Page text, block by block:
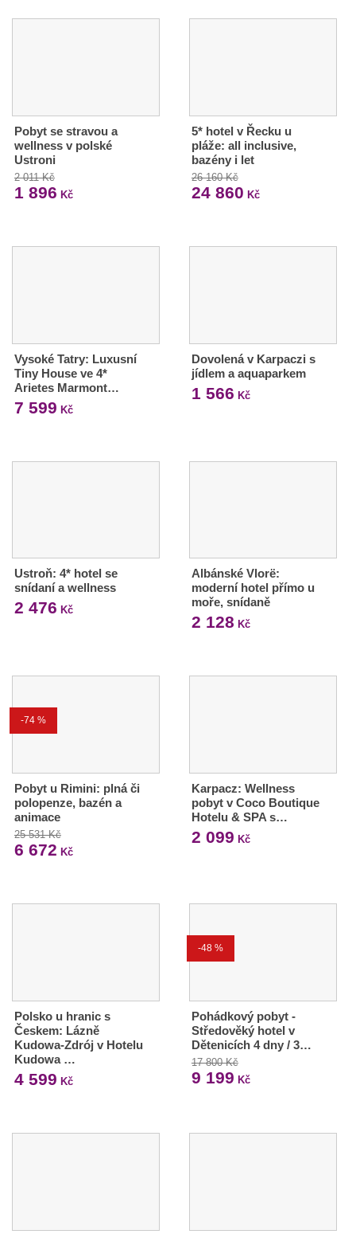
Pobyt se stravou a
wellness v polské
Ustroni
2 011 Kč
1 896 Kč
5* hotel v Řecku u
pláže: all inclusive,
bazény i let
26 160 Kč
24 860 Kč
Vysoké Tatry: Luxusní
Tiny House ve 4*
Arietes Marmont…
7 599 Kč
Dovolená v Karpaczi s
jídlem a aquaparkem
1 566 Kč
Ustroň: 4* hotel se
snídaní a wellness
2 476 Kč
Albánské Vlorë:
moderní hotel přímo u
moře, snídaně
2 128 Kč
-74 %
Pobyt u Rimini: plná či
polopenze, bazén a
animace
25 531 Kč
6 672 Kč
Karpacz: Wellness
pobyt v Coco Boutique
Hotelu & SPA s…
2 099 Kč
Polsko u hranic s
Českem: Lázně
Kudowa-Zdrój v Hotelu
Kudowa …
4 599 Kč
-48 %
Pohádkový pobyt -
Středověký hotel v
Dětenicích 4 dny / 3…
17 800 Kč
9 199 Kč